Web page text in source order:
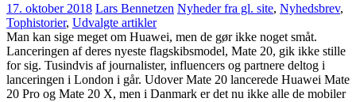
17. oktober 2018 Lars Bennetzen Nyheder fra gl. site, Nyhedsbrev,
Tophistorier, Udvalgte artikler
Man kan sige meget om Huawei, men de gør ikke noget småt.
Lanceringen af deres nyeste flagskibsmodel, Mate 20, gik ikke stille
for sig. Tusindvis af journalister, influencers og partnere deltog i
lanceringen i London i går. Udover Mate 20 lancerede Huawei Mate
20 Pro og Mate 20 X, men i Danmark er det nu ikke alle de mobiler